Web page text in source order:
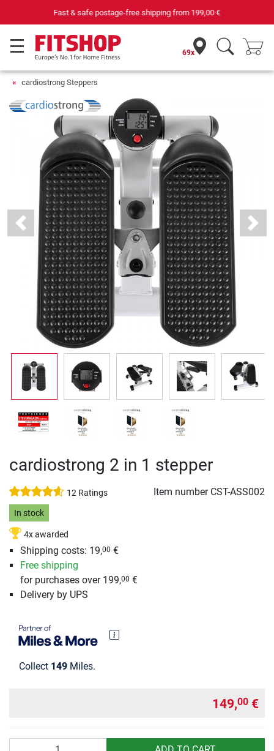
69 specialist fitness markets on site with 75 own service technicians
69x
cardiostrong Steppers
Previous Next
cardiostrong 2 in 1 stepper
12 Ratings Item number CST-ASS002
In stock
4x awarded
Shipping costs: 19,00 €
Free shipping
for purchases over 199,00 €
Delivery by UPS
Collect 149 Miles.
149,00 €